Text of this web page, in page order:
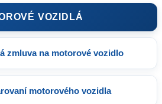
VOZIDLÁ
zmluva na motorové vozidlo
motorového vozidla